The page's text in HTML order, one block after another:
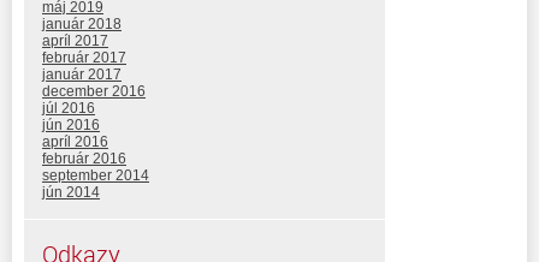
máj 2019
január 2018
apríl 2017
február 2017
január 2017
december 2016
júl 2016
jún 2016
apríl 2016
február 2016
september 2014
jún 2014
Odkazy